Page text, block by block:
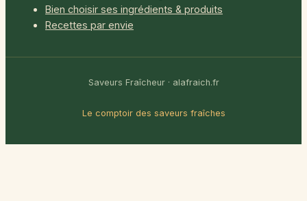
Bien choisir ses ingrédients & produits
Recettes par envie
Saveurs Fraîcheur · alafraich.fr
Le comptoir des saveurs fraîches